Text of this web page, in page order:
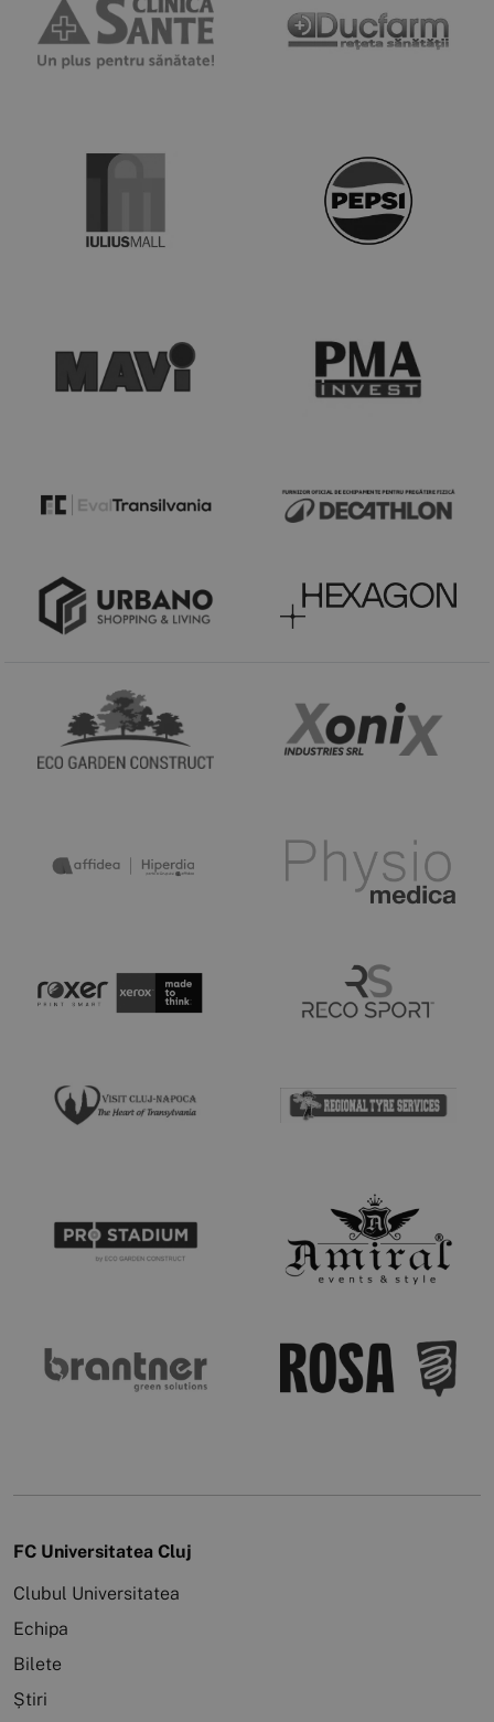
FC Universitatea Cluj
Clubul Universitatea
Echipa
Bilete
Știri